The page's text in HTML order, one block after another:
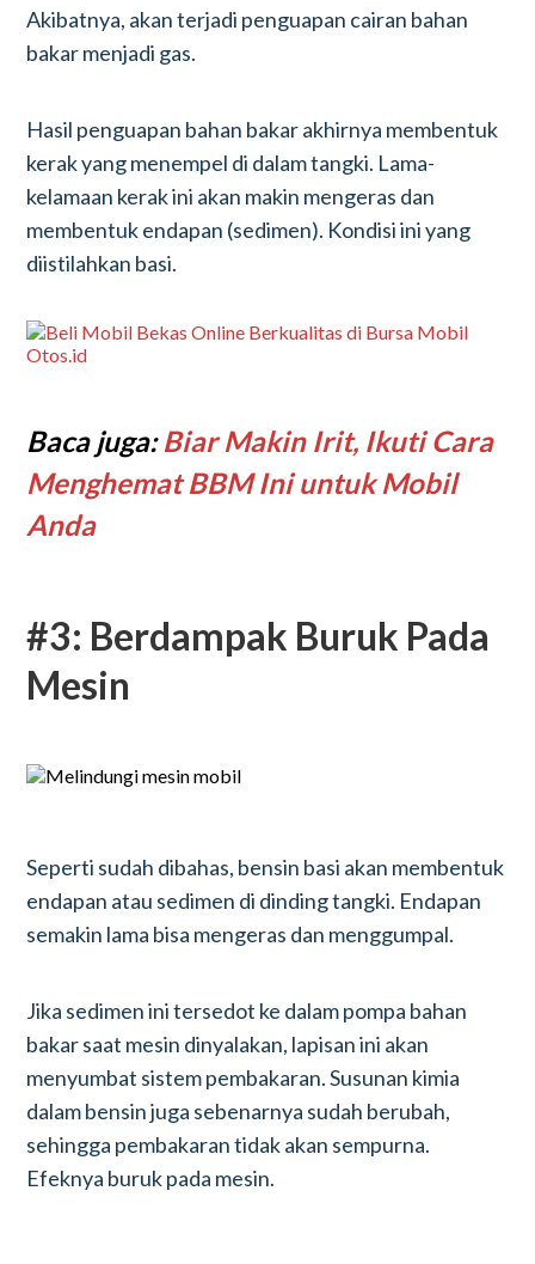
Akibatnya, akan terjadi penguapan cairan bahan
bakar menjadi gas.
Hasil penguapan bahan bakar akhirnya membentuk
kerak yang menempel di dalam tangki. Lama-
kelamaan kerak ini akan makin mengeras dan
membentuk endapan (sedimen). Kondisi ini yang
diistilahkan basi.
Baca juga:Biar Makin Irit, Ikuti Cara
Menghemat BBM Ini untuk Mobil
Anda
#3: Berdampak Buruk Pada
Mesin
Seperti sudah dibahas, bensin basi akan membentuk
endapan atau sedimen di dinding tangki. Endapan
semakin lama bisa mengeras dan menggumpal.
Jika sedimen ini tersedot ke dalam pompa bahan
bakar saat mesin dinyalakan, lapisan ini akan
menyumbat sistem pembakaran. Susunan kimia
dalam bensin juga sebenarnya sudah berubah,
sehingga pembakaran tidak akan sempurna.
Efeknya buruk pada mesin.